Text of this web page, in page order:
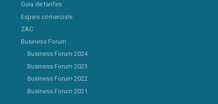
Guia de tarifes
Espais comercials
ZAC
Business Forum
Business Forum 2024
Business Forum 2023
Business Forum 2022
Business Forum 2021